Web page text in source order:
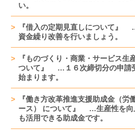
い。
『借入の定期見直しについて』
資金繰り改善を行いましょう。
『ものづくり・商業・サービス生
ついて』 …１６次締切分の申請
始まります。
『働き方改革推進支援助成金（労
ース） について』 …生産性を向
も活用できる助成金です。